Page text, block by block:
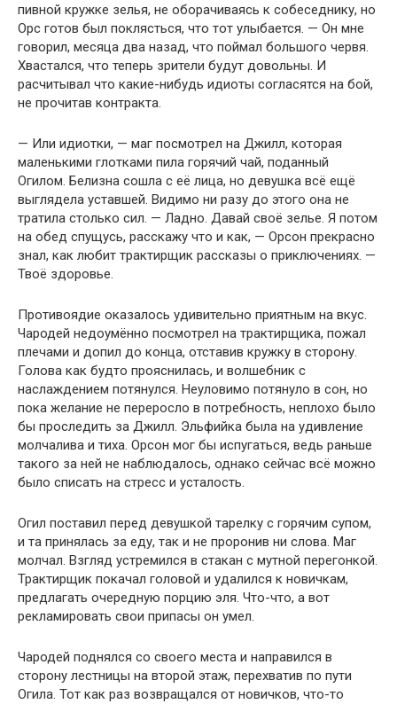
пивной кружке зелья, не оборачиваясь к собеседнику, но
Орс готов был поклясться, что тот улыбается. — Он мне
говорил, месяца два назад, что поймал большого червя.
Хвастался, что теперь зрители будут довольны. И
расчитывал что какие-нибудь идиоты согласятся на бой,
не прочитав контракта.
— Или идиотки, — маг посмотрел на Джилл, которая
маленькими глотками пила горячий чай, поданный
Огилом. Белизна сошла с её лица, но девушка всё ещё
выглядела уставшей. Видимо ни разу до этого она не
тратила столько сил. — Ладно. Давай своё зелье. Я потом
на обед спущусь, расскажу что и как, — Орсон прекрасно
знал, как любит трактирщик рассказы о приключениях. —
Твоё здоровье.
Противоядие оказалось удивительно приятным на вкус.
Чародей недоумённо посмотрел на трактирщика, пожал
плечами и допил до конца, отставив кружку в сторону.
Голова как будто прояснилась, и волшебник с
наслаждением потянулся. Неуловимо потянуло в сон, но
пока желание не переросло в потребность, неплохо было
бы проследить за Джилл. Эльфийка была на удивление
молчалива и тиха. Орсон мог бы испугаться, ведь раньше
такого за ней не наблюдалось, однако сейчас всё можно
было списать на стресс и усталость.
Огил поставил перед девушкой тарелку с горячим супом,
и та принялась за еду, так и не проронив ни слова. Маг
молчал. Взгляд устремился в стакан с мутной перегонкой.
Трактирщик покачал головой и удалился к новичкам,
предлагать очередную порцию эля. Что-что, а вот
рекламировать свои припасы он умел.
Чародей поднялся со своего места и направился в
сторону лестницы на второй этаж, перехватив по пути
Огила. Тот как раз возвращался от новичков, что-то